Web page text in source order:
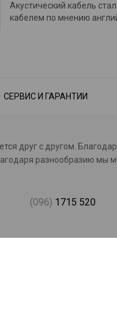
Акустический кабель
кабелем по мнению
СЕРВИС И ГАРАНТИИ
друг с другом.
разнообразию
(096) 1715 520